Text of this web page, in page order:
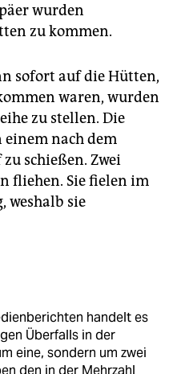
wurden
zu kommen.
sofort auf die Hütten,
waren, wurden
zu stellen. Die
nach dem
schießen. Zwei
fliehen. Sie fielen im
weshalb sie
handelt es
Überfalls in der
eine, sondern um zwei